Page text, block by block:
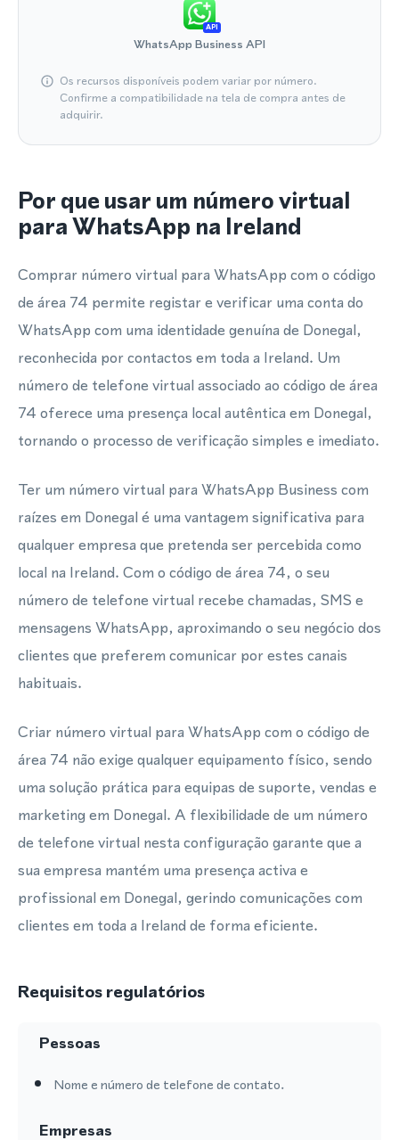
API
WhatsApp Business API
Os recursos disponíveis podem variar por número.
Confirme a compatibilidade na tela de compra antes de
adquirir.
Por que usar um número virtual
para WhatsApp na Ireland
Comprar número virtual para WhatsApp com o código
de área 74 permite registar e verificar uma conta do
WhatsApp com uma identidade genuína de Donegal,
reconhecida por contactos em toda a Ireland. Um
número de telefone virtual associado ao código de área
74 oferece uma presença local autêntica em Donegal,
tornando o processo de verificação simples e imediato.
Ter um número virtual para WhatsApp Business com
raízes em Donegal é uma vantagem significativa para
qualquer empresa que pretenda ser percebida como
local na Ireland. Com o código de área 74, o seu
número de telefone virtual recebe chamadas, SMS e
mensagens WhatsApp, aproximando o seu negócio dos
clientes que preferem comunicar por estes canais
habituais.
Criar número virtual para WhatsApp com o código de
área 74 não exige qualquer equipamento físico, sendo
uma solução prática para equipas de suporte, vendas e
marketing em Donegal. A flexibilidade de um número
de telefone virtual nesta configuração garante que a
sua empresa mantém uma presença activa e
profissional em Donegal, gerindo comunicações com
clientes em toda a Ireland de forma eficiente.
Requisitos regulatórios
Pessoas
Nome e número de telefone de contato.
Empresas